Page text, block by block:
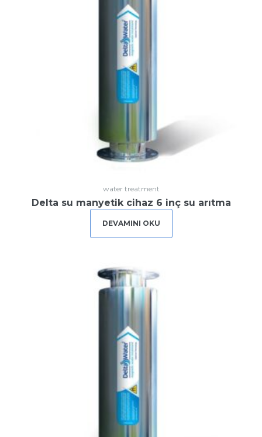
water treatment
Delta su manyetik cihaz 6 inç su arıtma
DEVAMINI OKU
Username
Password
Remember Me
Lost your password?
Sign Up
or Sign Up
Registration disabled